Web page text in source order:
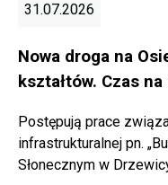
31.07.2026
Nowa droga na
kształtów. Czas
Postępują prace
infrastrukturalnej pn.
Słonecznym w